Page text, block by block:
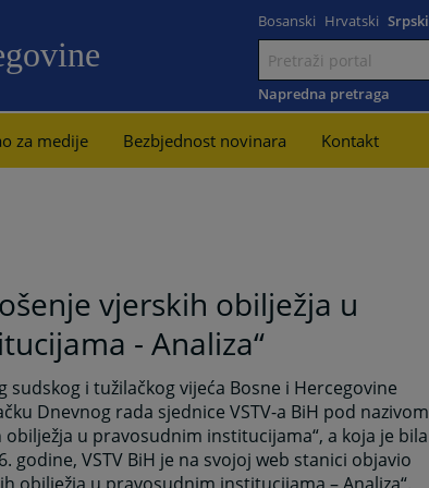
sadržaj
Bosanski Hrvatski Srpski
Napredna pretraga
za medije Bezbjednost novinara Kontakt
vjerskih obilježja u
- Analiza“
sudskog i tužilačkog vijeća Bosne i Hercegovine
Dnevnog rada sjednice VSTV-a BiH pod nazivom
obilježja u pravosudnim institucijama“, a koja je bila
godine, VSTV BiH je na svojoj web stanici objavio